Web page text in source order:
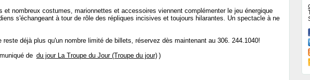
et nombreux costumes, marionnettes et accessoires viennent complémenter le jeu énergique
s'échangeant à tour de rôle des répliques incisives et toujours hilarantes. Un spectacle à ne
reste déjà plus qu'un nombre limité de billets, réservez dès maintenant au 306. 244.1040!
de du jour La Troupe du Jour (Troupe du jour) )